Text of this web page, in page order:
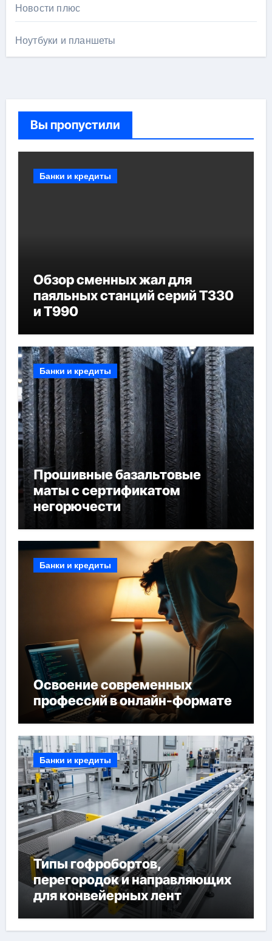
Новости плюс
Ноутбуки и планшеты
Вы пропустили
Банки и кредиты
Обзор сменных жал для
паяльных станций серий T330
и T990
Банки и кредиты
Прошивные базальтовые
маты с сертификатом
негорючести
Банки и кредиты
Освоение современных
профессий в онлайн-формате
Банки и кредиты
Типы гофробортов,
перегородок и направляющих
для конвейерных лент